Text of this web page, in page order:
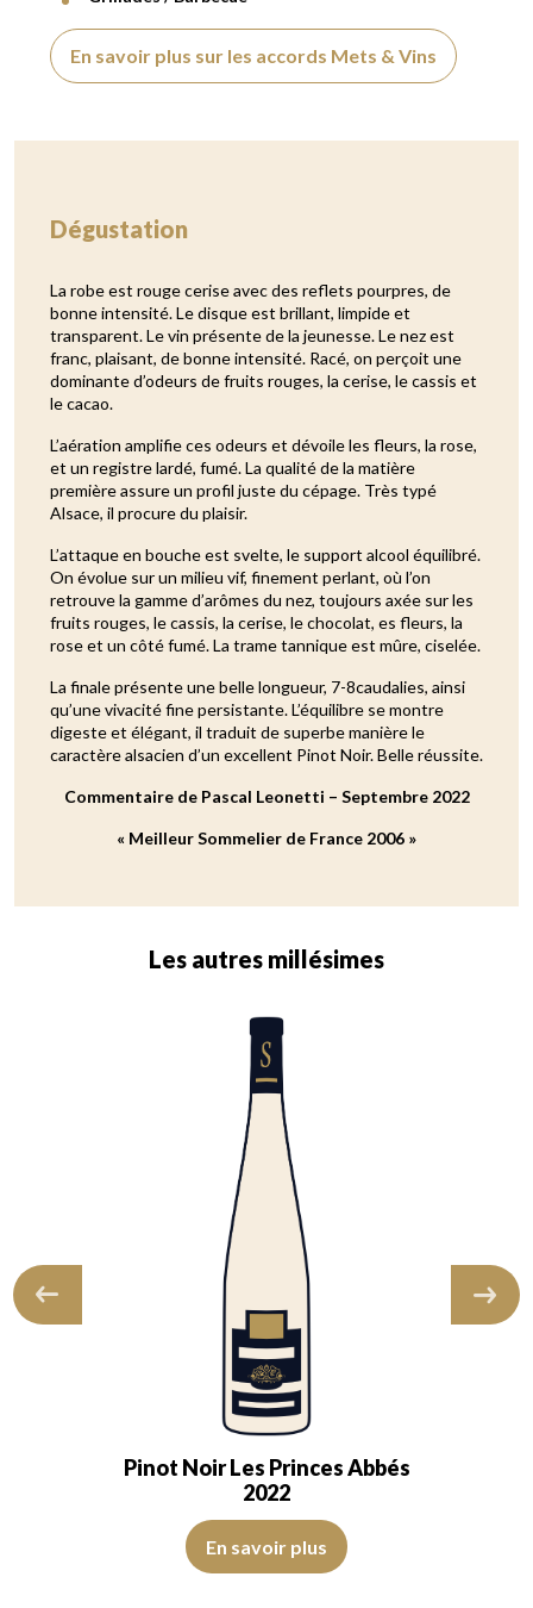
En savoir plus sur les accords Mets & Vins
Dégustation
La robe est rouge cerise avec des reflets pourpres, de
bonne intensité. Le disque est brillant, limpide et
transparent. Le vin présente de la jeunesse. Le nez est
franc, plaisant, de bonne intensité. Racé, on perçoit une
dominante d’odeurs de fruits rouges, la cerise, le cassis et
le cacao.
L’aération amplifie ces odeurs et dévoile les fleurs, la rose,
et un registre lardé, fumé. La qualité de la matière
première assure un profil juste du cépage. Très typé
Alsace, il procure du plaisir.
L’attaque en bouche est svelte, le support alcool équilibré.
On évolue sur un milieu vif, finement perlant, où l’on
retrouve la gamme d’arômes du nez, toujours axée sur les
fruits rouges, le cassis, la cerise, le chocolat, es fleurs, la
rose et un côté fumé. La trame tannique est mûre, ciselée.
La finale présente une belle longueur, 7-8caudalies, ainsi
qu’une vivacité fine persistante. L’équilibre se montre
digeste et élégant, il traduit de superbe manière le
caractère alsacien d’un excellent Pinot Noir. Belle réussite.
Commentaire de Pascal Leonetti – Septembre 2022
« Meilleur Sommelier de France 2006 »
Les autres millésimes
le cassis ou la cerise noire. A…
noire et la mûre fraîche. Le vin possède un joli fruit, dans une texture
Pinot Noir Les Princes Abbés
2022
La robe est rouge cerise avec des reflets violets, de
En savoir plus